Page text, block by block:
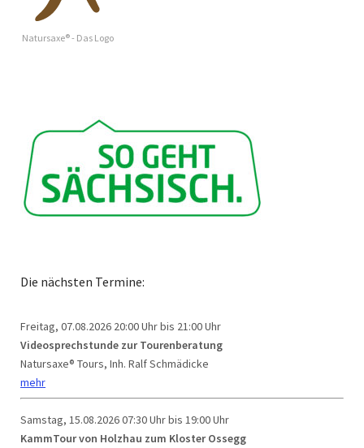
Natursaxe® - Das Logo
Die nächsten Termine:
Freitag, 07.08.2026 20:00 Uhr bis 21:00 Uhr
Videosprechstunde zur Tourenberatung
Natursaxe® Tours, Inh. Ralf Schmädicke
mehr
Samstag, 15.08.202607:30 Uhr bis 19:00 Uhr
KammTour von Holzhau zum Kloster Ossegg